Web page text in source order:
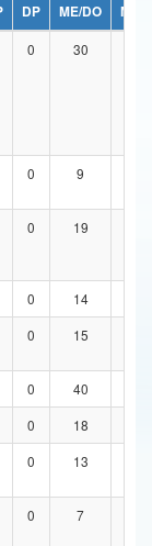
DP ME/DO
MP/
0 30
0 9
0 19
0 14
0 15
0 40
0 18
0 13
0 7